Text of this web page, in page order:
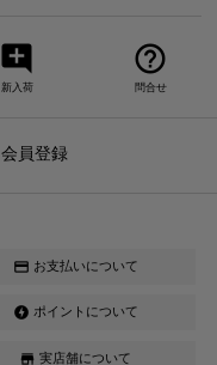
add_comment
新入荷
help_outline
問合せ
会員登録
credit_card お支払いについて
offline_bolt ポイントについて
store 実店舗について